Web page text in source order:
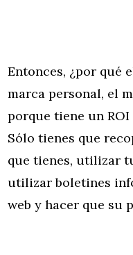
Entonces, ¿por qué
marca personal, el
porque tiene un
Sólo tienes que
que tienes, utilizar
utilizar boletines
web y hacer que su